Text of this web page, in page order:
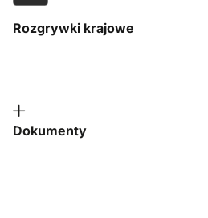
Rozgrywki krajowe
Dokumenty